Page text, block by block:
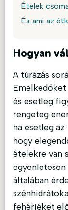
Ételek
És ami az
Hogyan
A túrázás
és esetleg
rengeteg
ha esetleg
hogy
ételekre van
általában
fehérjéket